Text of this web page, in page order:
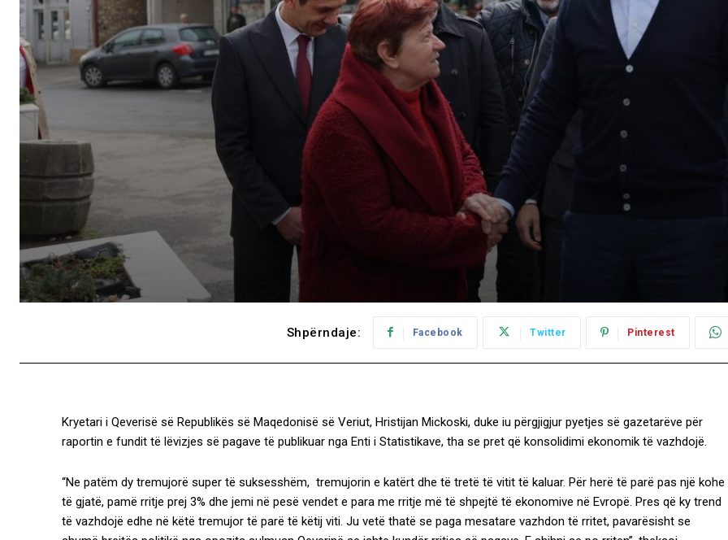
Shpërndaje: Facebook Twitter Pinterest
Kryetari i Qeverisë së Republikës së Maqedonisë së Veriut, Hristijan Mickoski, duke iu përgjigjur pyetjes së gazetarëve për
raportin e fundit të lëvizjes së pagave të publikuar nga Enti i Statistikave, tha se pret që konsolidimi ekonomik të vazhdojë.
“Ne patëm dy tremujorë super të suksesshëm, tremujorin e katërt dhe të tretë të vitit të kaluar. Për herë të parë pas një kohe
të gjatë, pamë rritje prej 3% dhe jemi në pesë vendet e para me rritje më të shpejtë të ekonomive në Evropë. Pres që ky trend
të vazhdojë edhe në këtë tremujor të parë të këtij viti. Ju vetë thatë se paga mesatare vazhdon të rritet, pavarësisht se